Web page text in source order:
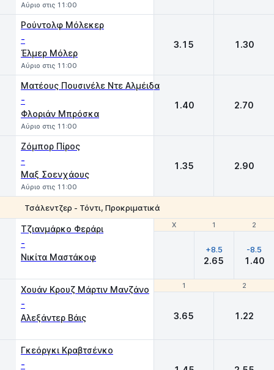
Αύριο στις 11:00
Ρούντολφ Μόλεκερ
-
Έλμερ Μόλερ
Αύριο στις 11:00
3.15 1.30
Ματέους Πουσινέλε Ντε Αλμέιδα
-
Φλοριάν Μπρόσκα
Αύριο στις 11:00
1.40 2.70
Ζόμπορ Πίρος
-
Μαξ Σοενχάους
Αύριο στις 11:00
1.35 2.90
Τσάλεντζερ - Τόντι, Προκριματικά
Χ 1 2
Τζιανμάρκο Φεράρι
-
Νικίτα Μαστάκοφ
Χ 1 2
+8.5
2.65
-8.5
1.40
1 2
Χουάν Κρουζ Μάρτιν Μανζάνο
-
Αλεξάντερ Βάις
1 2
3.65 1.22
Γκεόργκι Κραβτσένκο
-